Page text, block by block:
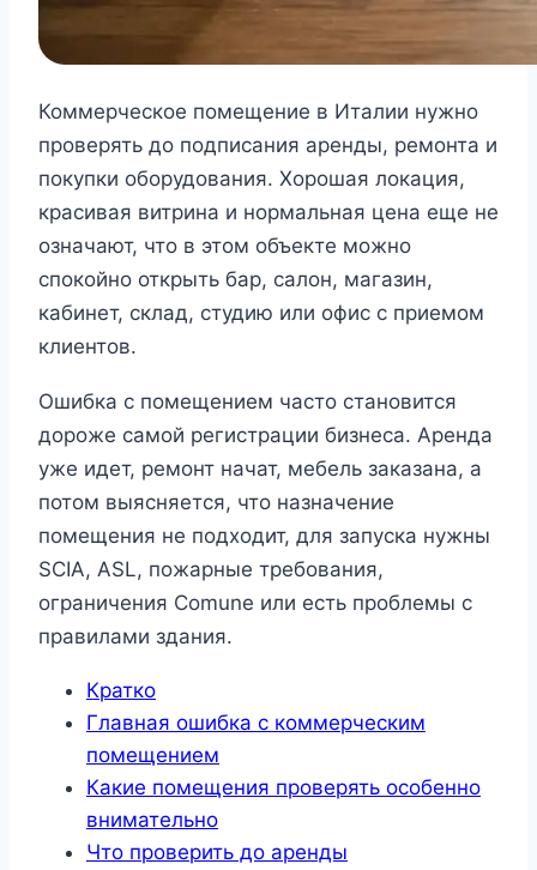
Коммерческое помещение в Италии нужно
проверять до подписания аренды, ремонта и
покупки оборудования. Хорошая локация,
красивая витрина и нормальная цена еще не
означают, что в этом объекте можно
спокойно открыть бар, салон, магазин,
кабинет, склад, студию или офис с приемом
клиентов.
Ошибка с помещением часто становится
дороже самой регистрации бизнеса. Аренда
уже идет, ремонт начат, мебель заказана, а
потом выясняется, что назначение
помещения не подходит, для запуска нужны
SCIA, ASL, пожарные требования,
ограничения Comune или есть проблемы с
правилами здания.
Кратко
Главная ошибка с коммерческим
помещением
Какие помещения проверять особенно
внимательно
Что проверить до аренды